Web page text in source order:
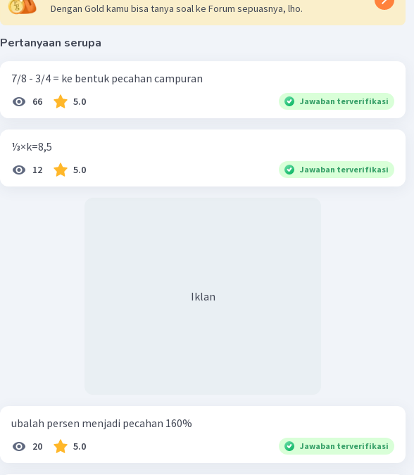
Dengan Gold kamu bisa tanya soal ke Forum sepuasnya, lho.
Pertanyaan serupa
7/8 - 3/4 = ke bentuk pecahan campuran
66 5.0 Jawaban terverifikasi
⅓×k=8,5
12 5.0 Jawaban terverifikasi
Iklan
ubalah persen menjadi pecahan 160%
20 5.0 Jawaban terverifikasi